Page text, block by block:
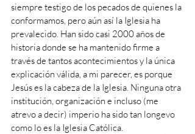
siempre testigo de los pecados de quienes la
conformamos, pero aún así la Iglesia ha
prevalecido. Han sido casi 2000 años de
historia donde se ha mantenido firme a
través de tantos acontecimientos y la única
explicación válida, a mi parecer, es porque
Jesús es la cabeza de la Iglesia. Ninguna otra
institución, organización e incluso (me
atrevo a decir) imperio ha sido tan longevo
como lo es la Iglesia Católica.